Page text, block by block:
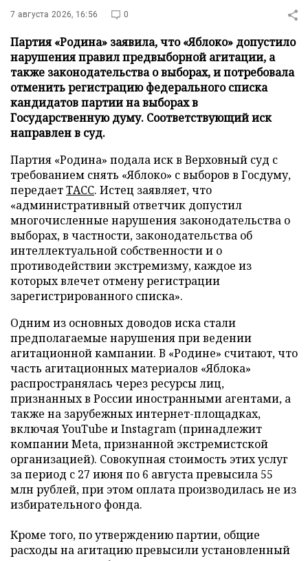
7 августа 2026, 16:56 0
Партия «Родина» заявила, что «Яблоко» допустило
нарушения правил предвыборной агитации, а
также законодательства о выборах, и потребовала
отменить регистрацию федерального списка
кандидатов партии на выборах в
Государственную думу. Соответствующий иск
направлен в суд.
Партия «Родина» подала иск в Верховный суд с
требованием снять «Яблоко» с выборов в Госдуму,
передаетТАСС. Истец заявляет, что
«административный ответчик допустил
многочисленные нарушения законодательства о
выборах, в частности, законодательства об
интеллектуальной собственности и о
противодействии экстремизму, каждое из
которых влечет отмену регистрации
зарегистрированного списка».
Одним из основных доводов иска стали
предполагаемые нарушения при ведении
агитационной кампании. В «Родине» считают, что
часть агитационных материалов «Яблока»
распространялась через ресурсы лиц,
признанных в России иностранными агентами, а
также на зарубежных интернет-площадках,
включая YouTube и Instagram (принадлежит
компании Meta, признанной экстремистской
организацией). Совокупная стоимость этих услуг
за период с 27 июня по 6 августа превысила 55
млн рублей, при этом оплата производилась не из
избирательного фонда.
Кроме того, по утверждению партии, общие
расходы на агитацию превысили установленный